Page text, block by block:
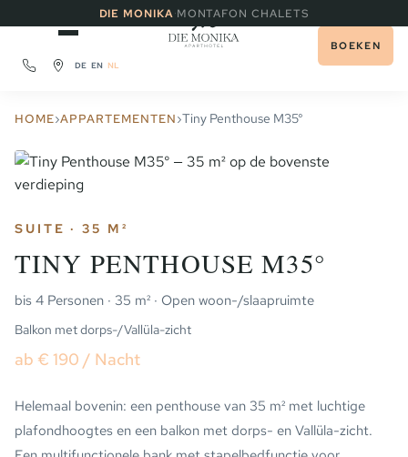
DIE MONIKA·MONTAFON CHALETS
DE EN NL
BOEKEN
HOME›APPARTEMENTEN›Tiny Penthouse M35°
SUITE · 35 M²
TINY PENTHOUSE M35°
bis 4 Personen · 35 m² · Open woon-/slaapruimte
Balkon met dorps-/Vallüla-zicht
ab € 190 / Nacht
Helemaal bovenin: een penthouse van 35 m² met luchtige
plafondhoogtes en een balkon met dorps- en Vallüla-zicht.